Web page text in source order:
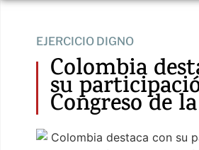
EJERCICIO DIGNO
Colombia
su
Congreso de